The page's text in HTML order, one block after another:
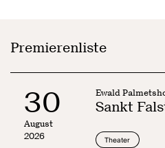
Premierenliste
30
August
2026
Ewald
Sankt
Theater